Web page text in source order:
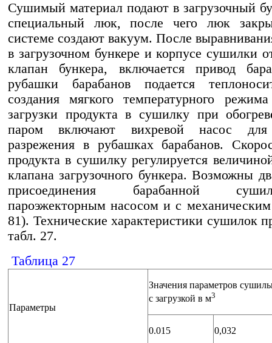
Сушимый материал подают в загрузочный
специальный люк, после чего люк
системе создают вакуум. После
в загрузочном бункере и корпусе сушилки
клапан бункера, включается привод
рубашки барабанов подается
создания мягкого температурного
загрузки продукта в сушилку при
паром включают вихревой насос для
разрежения в рубашках барабанов.
продукта в сушилку регулируется
клапана загрузочного бункера. Возможны
присоединения барабанной
пароэжекторным насосом и с
81). Технические характеристики сушилок
табл. 27.
Таблица 27
Параметры
Значения параметров
с загрузкой в м3
0.015 0,032